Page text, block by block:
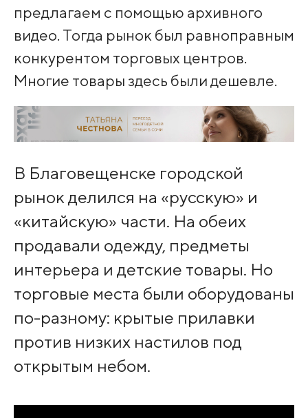
предлагаем с помощью архивного
видео. Тогда рынок был равноправным
конкурентом торговых центров.
Многие товары здесь были дешевле.
В Благовещенске городской
рынок делился на «русскую» и
«китайскую» части. На обеих
продавали одежду, предметы
интерьера и детские товары. Но
торговые места были оборудованы
по-разному: крытые прилавки
против низких настилов под
открытым небом.